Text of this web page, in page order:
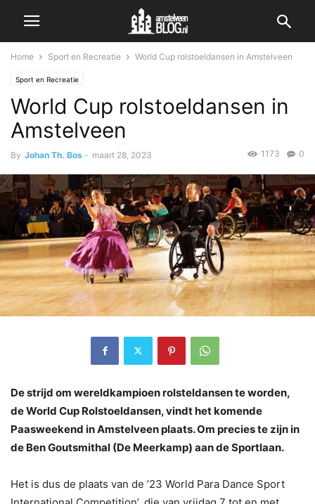
Home Sport en Recreatie World Cup rolstoeldansen in Amstelveen
Sport en Recreatie
World Cup rolstoeldansen in
Amstelveen
By Johan Th. Bos - maart 28, 2023 0
1173
De strijd om wereldkampioen rolsteldansen te worden,
de World Cup Rolstoeldansen, vindt het komende
Paasweekend in Amstelveen plaats. Om precies te zijn in
de Ben Goutsmithal (De Meerkamp) aan de Sportlaan.
Het is dus de plaats van de ’23 World Para Dance Sport